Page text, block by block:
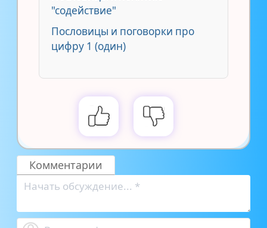
"содействие"
Пословицы и поговорки про
цифру 1 (один)
Комментарии